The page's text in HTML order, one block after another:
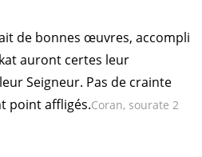
de bonnes œuvres, accompli
auront certes leur
Seigneur. Pas de crainte
point affligés.Coran, sourate 2